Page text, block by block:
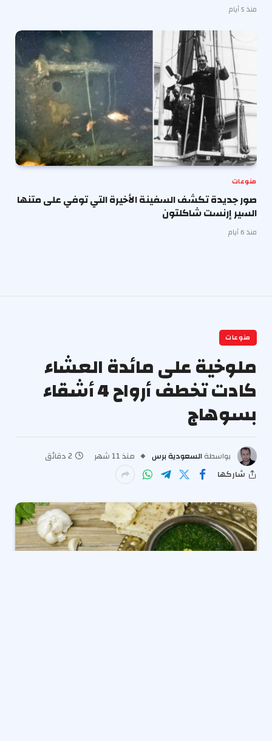
منذ 5 أيام
منوعات
صور جديدة تكشف السفينة الأخيرة التي توفي على متنها
السير إرنست شاكلتون
منذ 6 أيام
منوعات
ملوخية على مائدة العشاء
كادت تخطف أرواح 4 أشقاء
بسوهاج
بواسطة السعودية برس منذ 11 شهر
2 دقائق
شاركها